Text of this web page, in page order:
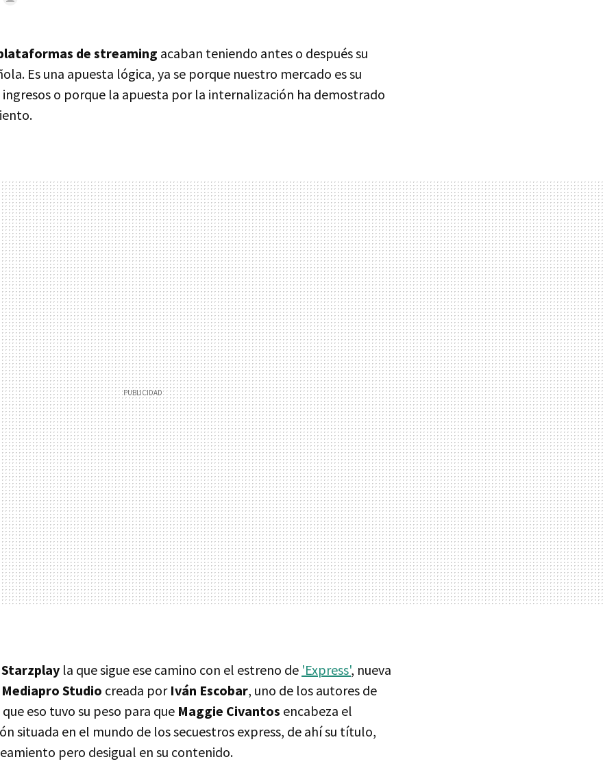
de streaming acaban teniendo antes o después su
Es una apuesta lógica, ya se porque nuestro mercado es su
o porque la apuesta por la internalización ha demostrado
Starzplay la que sigue ese camino con el estreno de 'Express', nueva
Studio creada por Iván Escobar, uno de los autores de
eso tuvo su peso para que Maggie Civantos encabeza el
situada en el mundo de los secuestros express, de ahí su título,
pero desigual en su contenido.